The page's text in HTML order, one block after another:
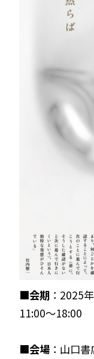
■会期 ：2025
11:00～18:00
■会場 ：山口